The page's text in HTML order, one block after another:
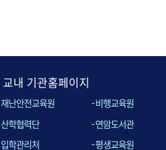
교내 기관홈페이지
재난안전교육원
비행교육원
산학협력단
연암도서관
입학관리처
평생교육원